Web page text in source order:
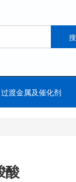
过渡金属及催化剂
酸